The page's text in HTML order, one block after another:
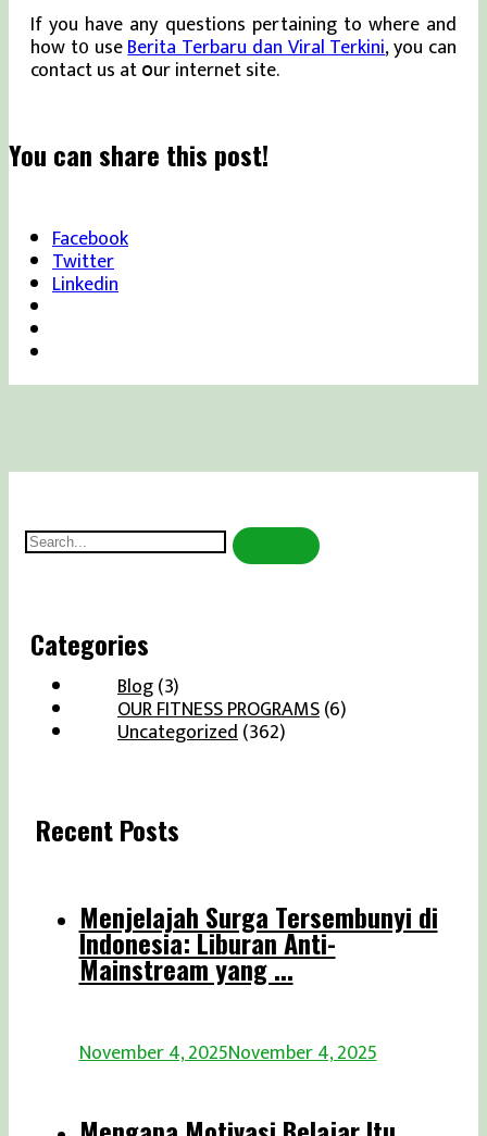
If you have any questions pertaining to where and
how t᧐ useBerita Terbaru dan Viral Terkini, you can
contact us at օur internet site.
You can share this post!
Facebook
Twitter
Linkedin
Categories
Blog(3)
OUR FITNESS PROGRAMS(6)
Uncategorized(362)
Search
for:
Recent Posts
Menjelajah Surga Tersembunyi di
Indonesia: Liburan Anti-
Mainstream yang ...
November 4, 2025November 4, 2025